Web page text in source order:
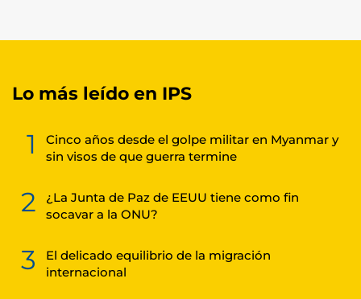
Lo más leído en IPS
1
Cinco años desde el golpe militar en Myanmar y
sin visos de que guerra termine
2
¿La Junta de Paz de EEUU tiene como fin
socavar a la ONU?
3
El delicado equilibrio de la migración
internacional